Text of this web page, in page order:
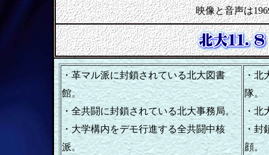
映像と音声は
・革マル派に封鎖されている北大図書
館。
・全共闘に封鎖されている北大事務局。
・大学構内をデモ行進する全共闘中核
派。
・北
隊。
・
・封
顔。